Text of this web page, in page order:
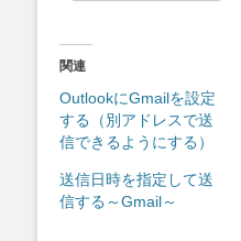
関連
OutlookにGmailを設定
する（別アドレスで送
信できるようにする）
送信日時を指定して送
信する～Gmail～